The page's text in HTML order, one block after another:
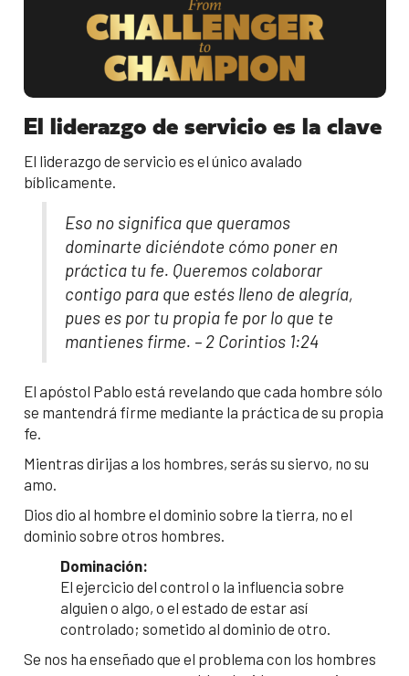
El liderazgo de servicio es la clave
El liderazgo de servicio es el único avalado
bíblicamente.
Eso no significa que queramos
dominarte diciéndote cómo poner en
práctica tu fe. Queremos colaborar
contigo para que estés lleno de alegría,
pues es por tu propia fe por lo que te
mantienes firme. – 2 Corintios 1:24
El apóstol Pablo está revelando que cada hombre sólo
se mantendrá firme mediante la práctica de su propia
fe.
Mientras dirijas a los hombres, serás su siervo, no su
amo.
Dios dio al hombre el dominio sobre la tierra, no el
dominio sobre otros hombres.
Dominación:
El ejercicio del control o la influencia sobre
alguien o algo, o el estado de estar así
controlado; sometido al dominio de otro.
Se nos ha enseñado que el problema con los hombres